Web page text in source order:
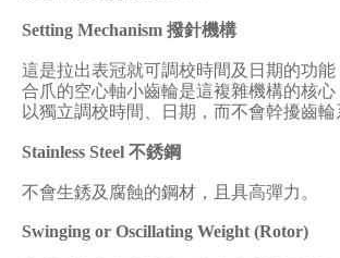
Setting Mechanism 撥針機構
這是拉出表冠就可調校時間及日期的功
合爪的空心軸小齒輪是這複雜機構的核
以獨立調校時間、日期，而不會幹擾齒輪
Stainless Steel 不銹鋼
不會生銹及腐蝕的鋼材，且具高彈力。
Swinging or Oscillating Weight (Rotor)